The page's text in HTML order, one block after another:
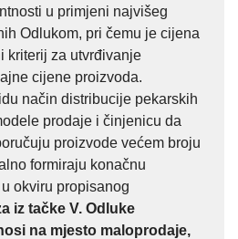
u primjeni najvišeg
Odlukom, pri čemu je cijena
kriterij za utvrđivanje
cijene proizvoda.
način distribucije pekarskih
prodaje i činjenicu da
proizvode većem broju
formiraju konačnu
okviru propisanog
iz tačke V. Odluke
na mjesto maloprodaje,